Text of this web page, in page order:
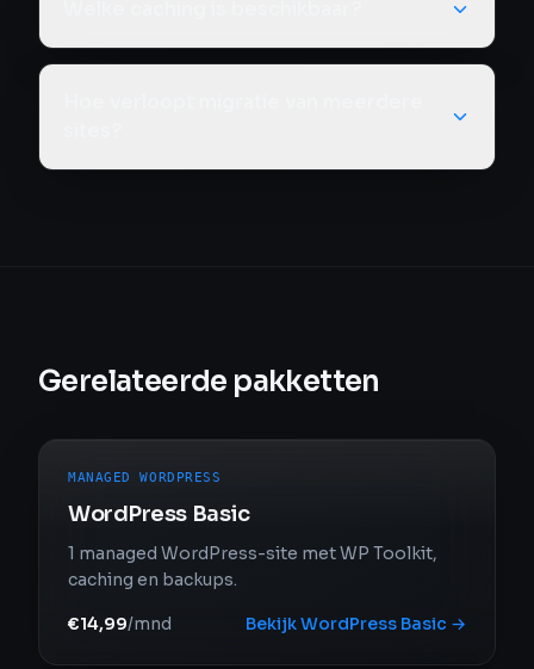
Gerelateerde pakketten
MANAGED WORDPRESS
WordPress Basic
1 managed WordPress-site met WP Toolkit,
caching en backups.
€14,99/mnd BekijkWordPress Basic →